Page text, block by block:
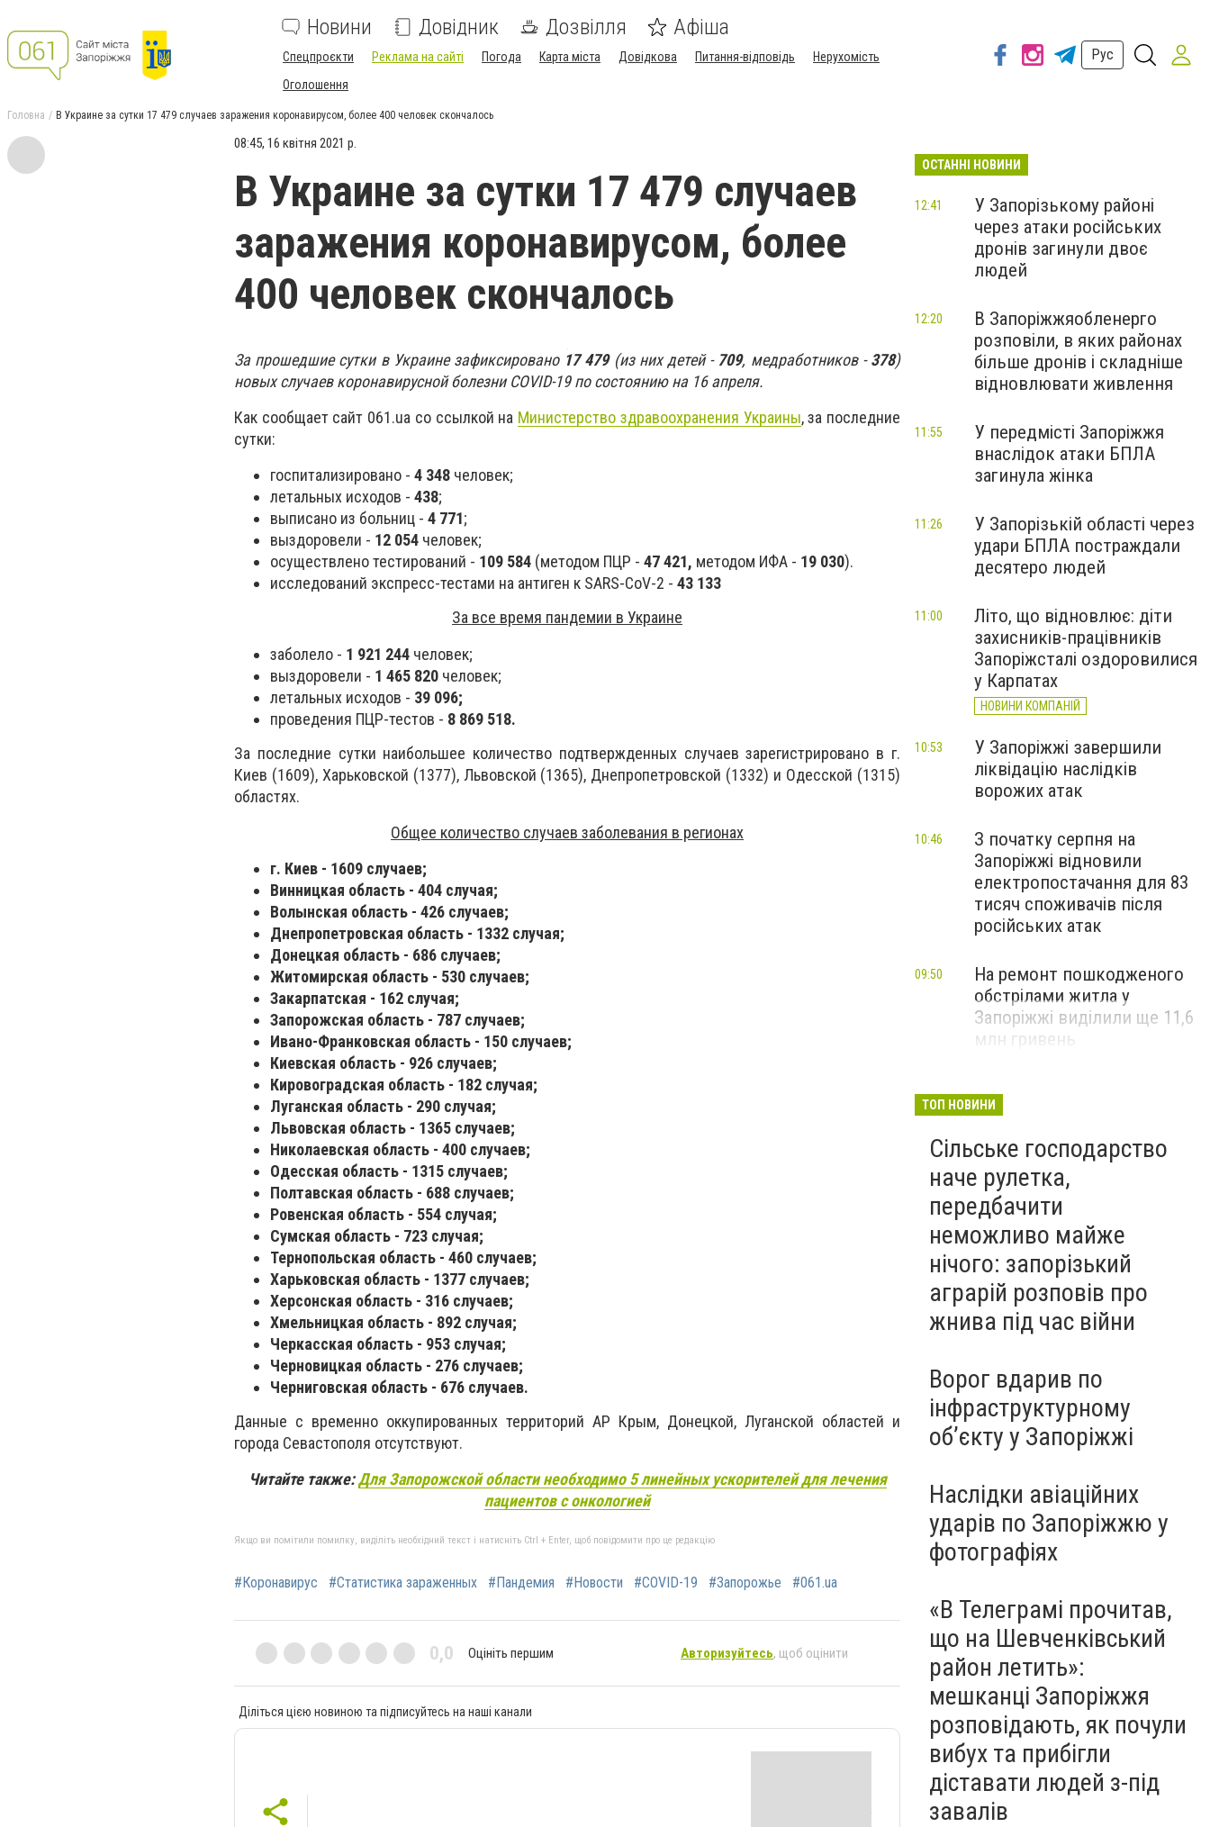
Новини Довідник Дозвілля Афіша
Спецпроєкти Реклама на сайті Погода Карта міста Довідкова Питання-відповідь
Нерухомість
Оголошення
Рус
Головна В Украине за сутки 17 479 случаев заражения коронавирусом, более 400 человек скончалось
08:45, 16 квітня 2021 р.
В Украине за сутки 17 479 случаев
заражения коронавирусом, более
400 человек скончалось
За прошедшие сутки в Украине зафиксировано 17 479 (из них детей - 709, медработников -378)
новых случаев коронавирусной болезни COVID-19 по состоянию на 16 апреля.
Как сообщает сайт 061.ua со ссылкой на Министерство здравоохранения Украины, за последние
сутки:
госпитализировано - 4 348 человек;
летальных исходов - 438;
выписано из больниц - 4 771;
выздоровели - 12 054 человек;
осуществлено тестирований - 109 584 (методом ПЦР - 47 421, методом ИФА - 19 030).
исследований экспресс-тестами на антиген к SARS-CoV-2 - 43 133
За все время пандемии в Украине
заболело - 1 921 244 человек;
выздоровели - 1 465 820 человек;
летальных исходов - 39 096;
проведения ПЦР-тестов - 8 869 518.
За последние сутки наибольшее количество подтвержденных случаев зарегистрировано в г.
Киев (1609), Харьковской (1377), Львовской (1365), Днепропетровской (1332) и Одесской (1315)
областях.
Общее количество случаев заболевания в регионах
г. Киев - 1609 случаев;
Винницкая область - 404 случая;
Волынская область - 426 случаев;
Днепропетровская область - 1332 случая;
Донецкая область - 686 случаев;
Житомирская область - 530 случаев;
Закарпатская - 162 случая;
Запорожская область - 787 случаев;
Ивано-Франковская область - 150 случаев;
Киевская область - 926 случаев;
Кировоградская область - 182 случая;
Луганская область - 290 случая;
Львовская область - 1365 случаев;
Николаевская область - 400 случаев;
Одесская область - 1315 случаев;
Полтавская область - 688 случаев;
Ровенская область - 554 случая;
Сумская область - 723 случая;
Тернопольская область - 460 случаев;
Харьковская область - 1377 случаев;
Херсонская область - 316 случаев;
Хмельницкая область - 892 случая;
Черкасская область - 953 случая;
Черновицкая область - 276 случаев;
Черниговская область - 676 ​​случаев.
Данные с временно оккупированных территорий АР Крым, Донецкой, Луганской областей и
города Севастополя отсутствуют.
Читайте также:Для Запорожской области необходимо 5 линейных ускорителей для лечения
пациентов с онкологией
Якщо ви помітили помилку, виділіть необхідний текст і натисніть Ctrl + Enter, щоб повідомити про це редакцію
#Коронавирус #Статистика зараженных #Пандемия #Новости #COVID-19 #Запорожье #061.ua
0,0 Оцініть першим Авторизуйтесь, щоб оцінити
Діліться цією новиною та підписуйтесь на наші канали
ОСТАННІ НОВИНИ
У Запорізькому районі
через атаки російських
дронів загинули двоє
людей
12:41
В Запоріжжяобленерго
розповіли, в яких районах
більше дронів і складніше
відновлювати живлення
12:20
У передмісті Запоріжжя
внаслідок атаки БПЛА
загинула жінка
11:55
У Запорізькій області через
удари БПЛА постраждали
десятеро людей
11:26
Літо, що відновлює: діти
захисників-працівників
Запоріжсталі оздоровилися
у Карпатах
НОВИНИ КОМПАНІЙ
11:00
У Запоріжжі завершили
ліквідацію наслідків
ворожих атак
10:53
З початку серпня на
Запоріжжі відновили
електропостачання для 83
тисяч споживачів після
російських атак
10:46
На ремонт пошкодженого
обстрілами житла у
Запоріжжі виділили ще 11,6
млн гривень
09:50
ТОП НОВИНИ
Сільське господарство
наче рулетка,
передбачити
неможливо майже
нічого: запорізький
аграрій розповів про
жнива під час війни
Ворог вдарив по
інфраструктурному
обʼєкту у Запоріжжі
Наслідки авіаційних
ударів по Запоріжжю у
фотографіях
«В Телеграмі прочитав,
що на Шевченківський
район летить»:
мешканці Запоріжжя
розповідають, як почули
вибух та прибігли
діставати людей з-під
завалів